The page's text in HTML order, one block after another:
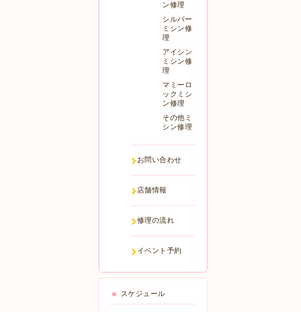
ン修理
シルバー
ミシン修
理
アイシン
ミシン修
理
マミーロ
ックミシ
ン修理
その他ミ
シン修理
お問い合わせ
店舗情報
修理の流れ
イベント予約
スケジュール